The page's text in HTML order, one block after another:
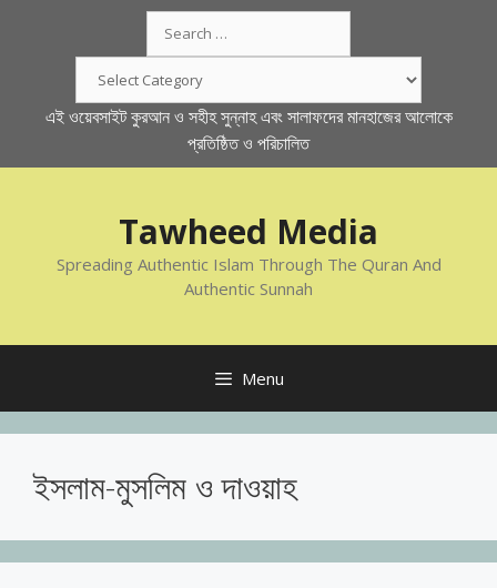
for:
এই ওয়েবসাইট কুরআন ও সহীহ সুন্নাহ এবং সালাফদের মানহাজের আলোকে
প্রতিষ্ঠিত ও পরিচালিত
Tawheed Media
Spreading Authentic Islam Through The Quran And
Authentic Sunnah
Menu
ইসলাম-মুসলিম ও দাওয়াহ